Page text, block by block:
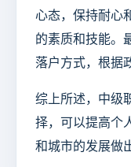
心态，保持耐心
的素质和技能。
落户方式，根据
综上所述，中级
择，可以提高个
和城市的发展做